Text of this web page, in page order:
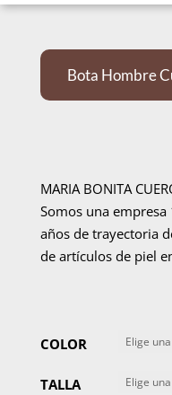
Bota Hombre
MARIA BONITA
Somos una empresa
años de trayectoria
de artículos de piel
COLOR
TALLA